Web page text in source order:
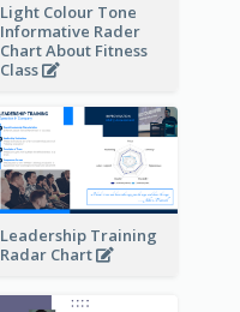
Light Colour Tone
Informative Rader
Chart About Fitness
Class
Leadership Training
Radar Chart